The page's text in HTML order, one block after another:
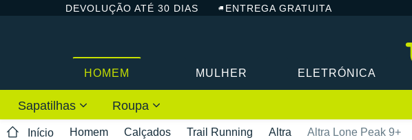
DEVOLUÇÃO ATÉ 30 DIAS ENTREGA GRATUITA
HOMEM MULHER ELETRÓNICA
Sapatilhas Roupa
Início Homem Calçados Trail Running Altra Altra Lone Peak 9+